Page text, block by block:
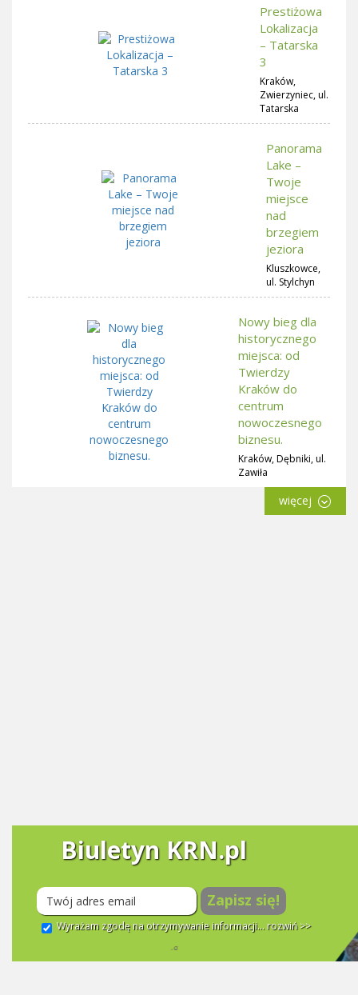
Prestiżowa
Lokalizacja
– Tatarska
3
Kraków,
Zwierzyniec, ul.
Tatarska
Panorama
Lake –
Twoje
miejsce
nad
brzegiem
jeziora
Kluszkowce,
ul. Stylchyn
Nowy bieg dla
historycznego
miejsca: od
Twierdzy
Kraków do
centrum
nowoczesnego
biznesu.
Kraków, Dębniki, ul.
Zawiła
więcej
Biuletyn KRN.pl
Zapisz się!
Wyrażam zgodę na otrzymywanie informacji... rozwiń >>